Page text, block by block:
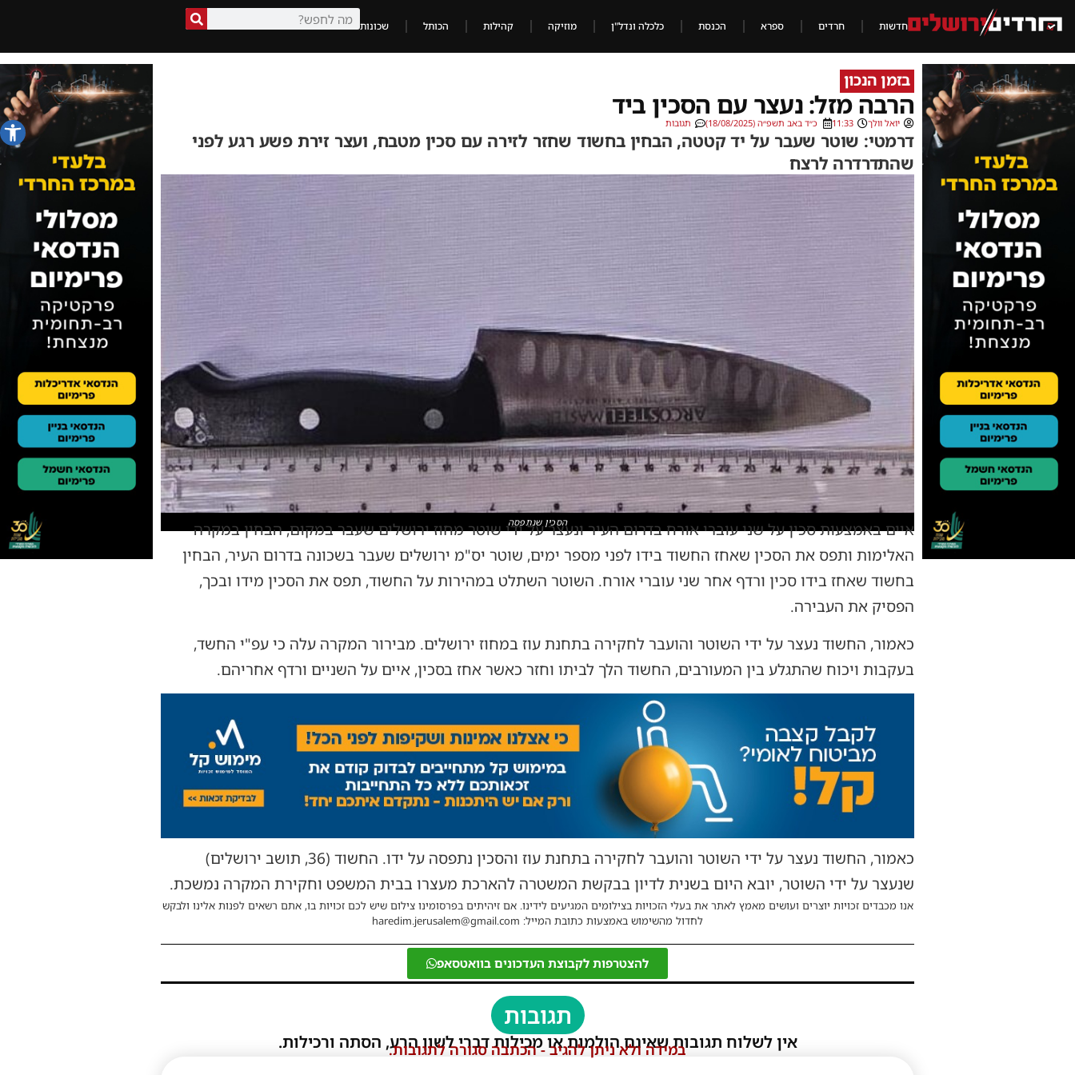
פתח
חדשות חרדים ספרא הכנסת כלכלה ונדל"ן מוזיקה קהילות הכותל שכונות
בזמן הנכון
הרבה מזל: נעצר עם הסכין ביד
יואל וולך 11:33 כ״ד באב תשפ״ה (18/08/2025) תגובות
דרמטי: שוטר שעבר על יד קטטה, הבחין בחשוד שחזר לזירה עם סכין מטבח, ועצר זירת פשע רגע לפני
שהתדרדרה לרצח
הסכין שנתפסה
איים באמצעות סכין על שני עוברי אורח בדרום העיר ונעצר על ידי שוטר מחוז ירושלים שעבר במקום, הבחין במקרה
האלימות ותפס את הסכין שאחז החשוד בידו לפני מספר ימים, שוטר יס"מ ירושלים שעבר בשכונה בדרום העיר, הבחין
בחשוד שאחז בידו סכין ורדף אחר שני עוברי אורח. השוטר השתלט במהירות על החשוד, תפס את הסכין מידו ובכך,
הפסיק את העבירה.
כאמור, החשוד נעצר על ידי השוטר והועבר לחקירה בתחנת עוז במחוז ירושלים. מבירור המקרה עלה כי עפ"י החשד,
בעקבות ויכוח שהתגלע בין המעורבים, החשוד הלך לביתו וחזר כאשר אחז בסכין, איים על השניים ורדף אחריהם.
כאמור, החשוד נעצר על ידי השוטר והועבר לחקירה בתחנת עוז והסכין נתפסה על ידו. החשוד (36, תושב ירושלים)
שנעצר על ידי השוטר, יובא היום בשנית לדיון בבקשת המשטרה להארכת מעצרו בבית המשפט וחקירת המקרה נמשכת.
אנו מכבדים זכויות יוצרים ועושים מאמץ לאתר את בעלי הזכויות בצילומים המגיעים לידינו. אם זיהיתים בפרסומינו צילום שיש לכם זכויות בו, אתם רשאים לפנות אלינו ולבקש
לחדול מהשימוש באמצעות כתובת המייל: haredim.jerusalem@gmail.com
להצטרפות לקבוצת העדכונים בוואטסאפ
תגובות
אין לשלוח תגובות שאינם הולמות או מכילות דברי לשון הרע, הסתה ורכילות.
במידה ולא ניתן להגיב - הכתבה סגורה לתגובות.